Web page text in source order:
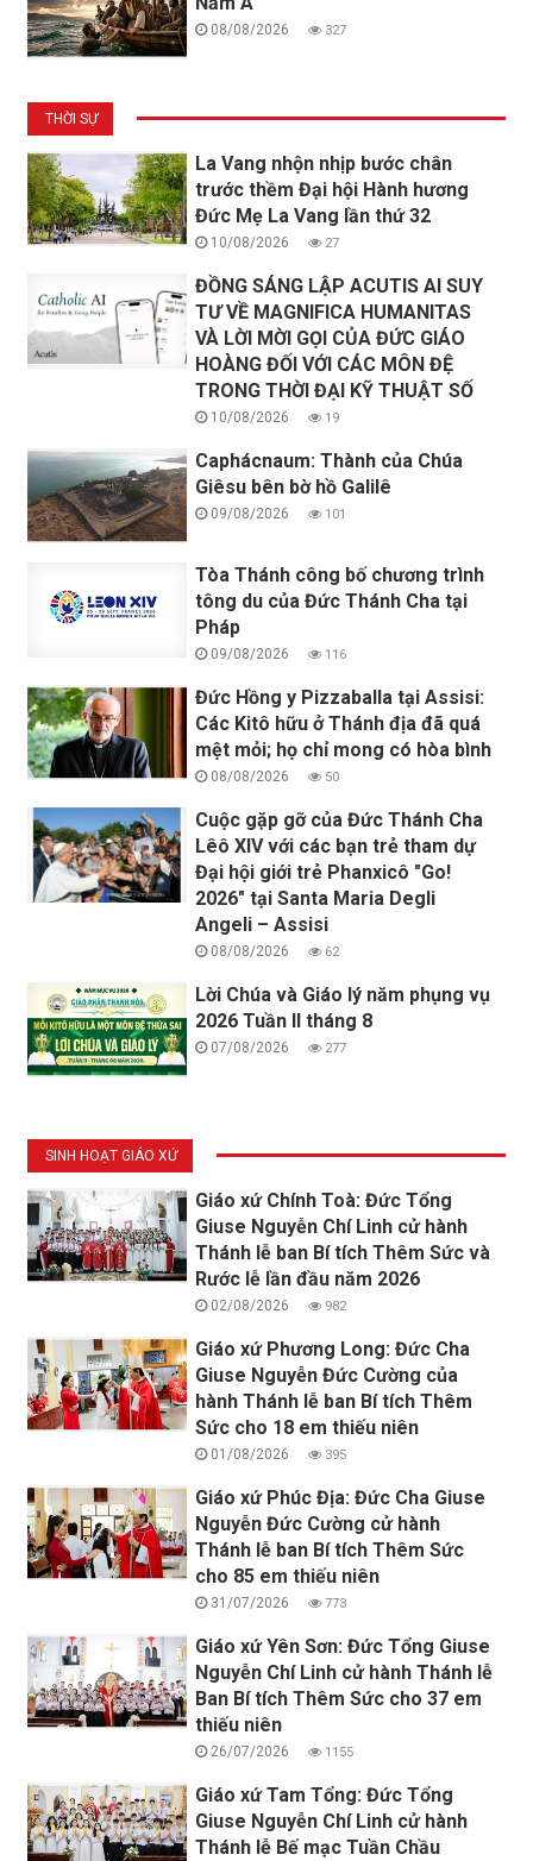
08/08/2026 327
THỜI SỰ
La Vang nhộn nhịp bước chân
trước thềm Đại hội Hành hương
Đức Mẹ La Vang lần thứ 32
10/08/2026 27
ĐỒNG SÁNG LẬP ACUTIS AI SUY
TƯ VỀ MAGNIFICA HUMANITAS
VÀ LỜI MỜI GỌI CỦA ĐỨC GIÁO
HOÀNG ĐỐI VỚI CÁC MÔN ĐỆ
TRONG THỜI ĐẠI KỸ THUẬT SỐ
10/08/2026 19
Caphácnaum: Thành của Chúa
Giêsu bên bờ hồ Galilê
09/08/2026 101
Tòa Thánh công bố chương trình
tông du của Đức Thánh Cha tại
Pháp
09/08/2026 116
Đức Hồng y Pizzaballa tại Assisi:
Các Kitô hữu ở Thánh địa đã quá
mệt mỏi; họ chỉ mong có hòa bình
08/08/2026 50
Cuộc gặp gỡ của Đức Thánh Cha
Lêô XIV với các bạn trẻ tham dự
Đại hội giới trẻ Phanxicô "Go!
2026" tại Santa Maria Degli
Angeli – Assisi
08/08/2026 62
Lời Chúa và Giáo lý năm phụng vụ
2026 Tuần II tháng 8
07/08/2026 277
SINH HOẠT GIÁO XỨ
Giáo xứ Chính Toà: Đức Tổng
Giuse Nguyễn Chí Linh cử hành
Thánh lễ ban Bí tích Thêm Sức và
Rước lễ lần đầu năm 2026
02/08/2026 982
Giáo xứ Phương Long: Đức Cha
Giuse Nguyễn Đức Cường của
hành Thánh lễ ban Bí tích Thêm
Sức cho 18 em thiếu niên
01/08/2026 395
Giáo xứ Phúc Địa: Đức Cha Giuse
Nguyễn Đức Cường cử hành
Thánh lễ ban Bí tích Thêm Sức
cho 85 em thiếu niên
31/07/2026 773
Giáo xứ Yên Sơn: Đức Tổng Giuse
Nguyễn Chí Linh cử hành Thánh lễ
Ban Bí tích Thêm Sức cho 37 em
thiếu niên
26/07/2026 1155
Giáo xứ Tam Tổng: Đức Tổng
Giuse Nguyễn Chí Linh cử hành
Thánh lễ Bế mạc Tuần Chầu